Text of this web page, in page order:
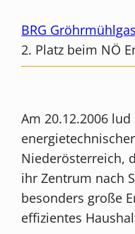
BRG
2. Platz beim NÖ
Am 20.12.2006
Niederösterreich,
ihr Zentrum nach
besonders große
effizientes